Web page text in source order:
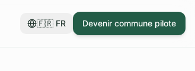
🇫🇷 FR Devenir commune pilote